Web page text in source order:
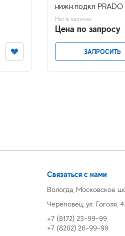
нижн.подкл PRADO
Нет в наличии
Цена по запросу
ЗАПРОСИТЬ
Связаться с нами
Вологда, Московское
Череповец, ул. Гоголя,
+7 (8172) 23-99-99
+7 (8202) 26-99-99